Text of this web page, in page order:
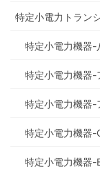
特定小電力トラン
特定小電力機器-
特定小電力機器-
特定小電力機器-
特定小電力機器-
特定小電力機器-